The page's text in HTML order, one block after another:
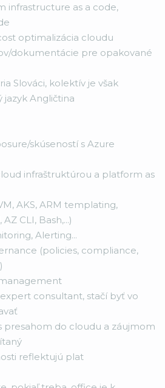
infrastructure as a code,
optimalizácia cloudu
dokumentácie pre opakované
Slováci, kolektív je však
jazyk Angličtina
skúseností s Azure
infraštruktúrou a platform as
AKS, ARM templating,
CLI, Bash,...)
Alerting...
(policies, compliance,
consultant, stačí byť vo
presahom do cloudu a záujmom
reflektujú plat